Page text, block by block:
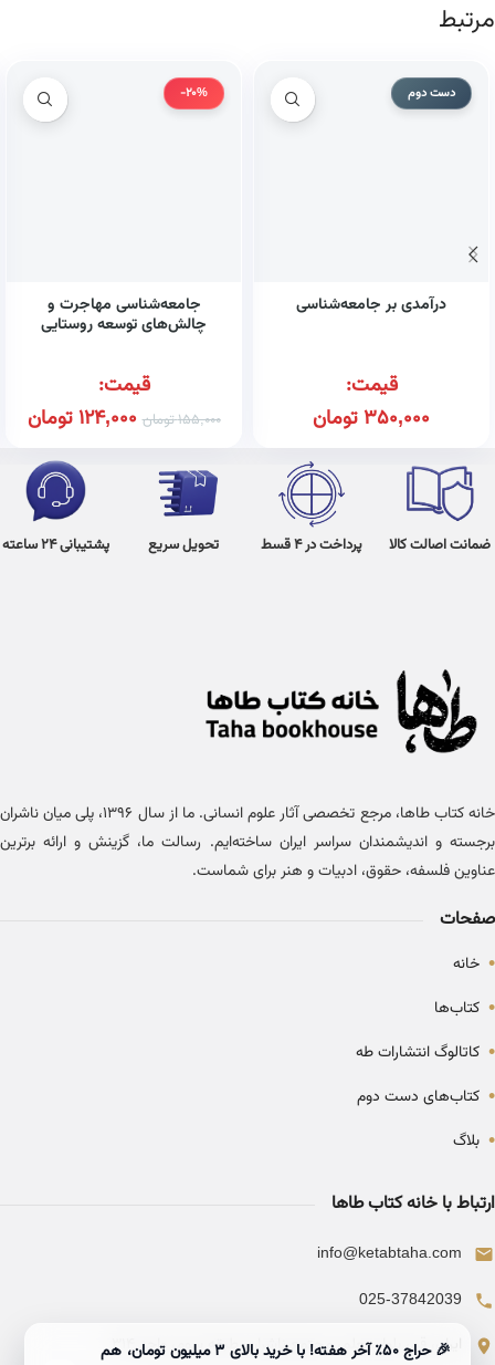
مرتبط
دست دوم
درآمدی بر جامعه‌شناسی
قیمت:
350,000تومان
-20%
جامعه‌شناسی مهاجرت و
چالش‌های توسعه روستایی
قیمت:
155,000تومان 124,000تومان
ضمانت اصالت کالا پرداخت در 4 قسط تحویل سریع پشتیبانی 24 ساعته
خانه کتاب طاها، مرجع تخصصی آثار علوم انسانی. ما از سال ۱۳۹۶، پلی میان ناشران
برجسته و اندیشمندان سراسر ایران ساخته‌ایم. رسالت ما، گزینش و ارائه برترین
عناوین فلسفه، حقوق، ادبیات و هنر برای شماست.
صفحات
• خانه
• کتاب‌ها
• کاتالوگ انتشارات طه
• کتاب‌های دست دوم
• بلاگ
ارتباط با خانه کتاب طاها
info@ketabtaha.com
025-37842039
ایران، قم، بلوار معلم، مجتمع ناشران، طبقه سوم، واحد ۳۱۴
🎉 حراج ۵۰٪ آخر هفته! با خرید بالای 3 میلیون تومان، هم